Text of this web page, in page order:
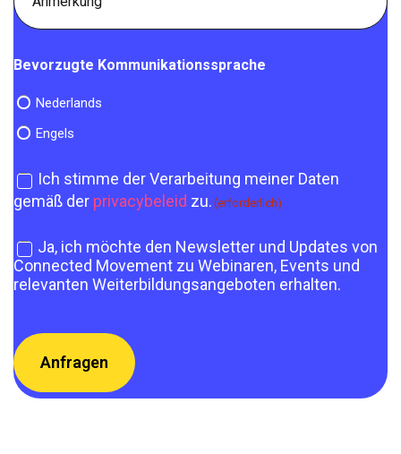
Bevorzugte Kommunikationssprache
Nederlands
Engels
Datenschutzzustimmung
Ich stimme der Verarbeitung meiner Daten
gemäß der privacybeleid zu. (erforderlich)
Newsletter-
Zustimmung
Ja, ich möchte den Newsletter und Updates von
Connected Movement zu Webinaren, Events und
relevanten Weiterbildungsangeboten erhalten.